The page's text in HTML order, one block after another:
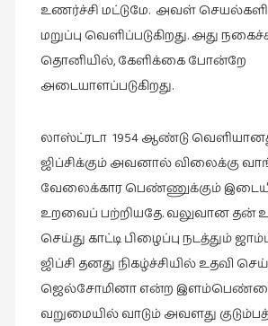
நாடகம்
நாவல்கள்
நினைவுகுறிப்பு
நுண்கலை
நுண்கலை
உணர்ச்சி மட்டுமே. அவள்
மறுப்பு வெளிப்படுகிறது. அது
தொனியில், கேளிக்கை போன்றே
அடையாளப்படுகிறது.
லாஸ்ட்ரடா 1954 ஆண்டு
ஜிப்சிக்கும் அவனால் விலைக்கு
வேலைக்கார பெண்ணுக்கும்
உறவைப் பற்றியதே. வலுவான தன்
செய்து காட்டி பிழைப்பு நடத்தும்
ஜிப்சி தனது நிகழ்ச்சியில் உதவி
ஜெல்சோமினா என்ற
வறுமையில் வாடும் அவளது